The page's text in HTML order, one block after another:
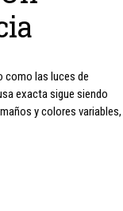
como las luces de
exacta sigue siendo
y colores variables,